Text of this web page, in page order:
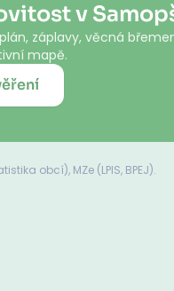
v
záplavy, věcná
mapě.
obcí), MZe (LPIS, BPEJ).